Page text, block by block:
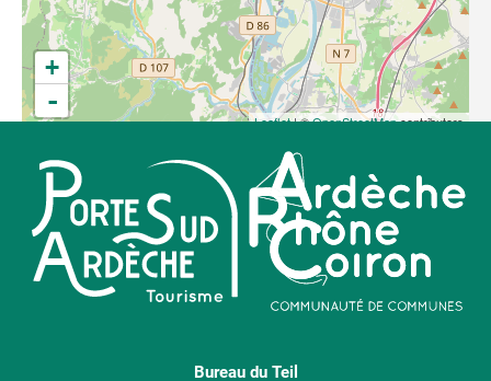
+
-
Leaflet| ©OpenStreetMapcontributors
Bureau du Teil